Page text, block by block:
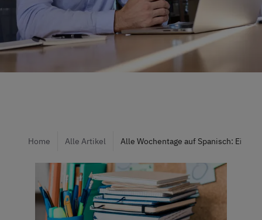
Home Alle Artikel Alle Wochentage auf Spanisch: Ein